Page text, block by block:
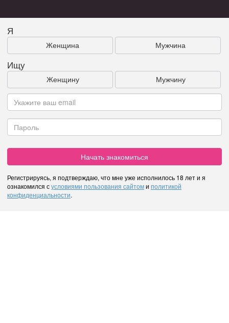
Я
Женщина Мужчина
Ищу
Женщину Мужчину
Начать знакомиться
Регистрируясь, я подтверждаю, что мне уже исполнилось 18 лет и я
ознакомился сусловиями пользования сайтоми политикой
конфиденциальности.